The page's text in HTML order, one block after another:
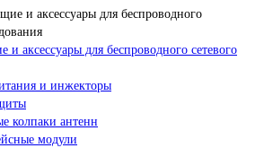
аксессуары для беспроводного сетевого
и инжекторы
колпаки антенн
модули